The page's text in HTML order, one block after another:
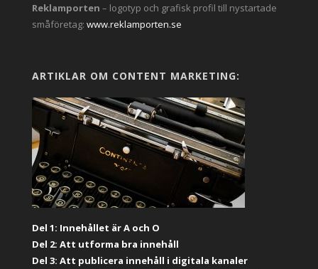
Reklamporten – logotyp och grafisk profil till nystartade
småföretag: www.reklamporten.se
ARTIKLAR OM CONTENT MARKETING:
Del 1: Innehållet är A och O
Del 2: Att utforma bra innehåll
Del 3: Att publicera innehåll i digitala kanaler